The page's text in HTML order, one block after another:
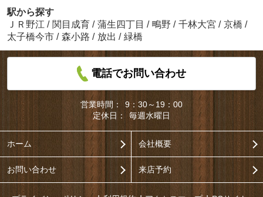
駅から探す
ＪＲ野江 / 関目成育 / 蒲生四丁目 / 鴫野 / 千林大宮 / 京橋 /
太子橋今市 / 森小路 / 放出 / 緑橋
電話でお問い合わせ
営業時間：
9：30～19：00
定休日：
毎週水曜日
ホーム 会社概要
お問い合わせ 来店予約